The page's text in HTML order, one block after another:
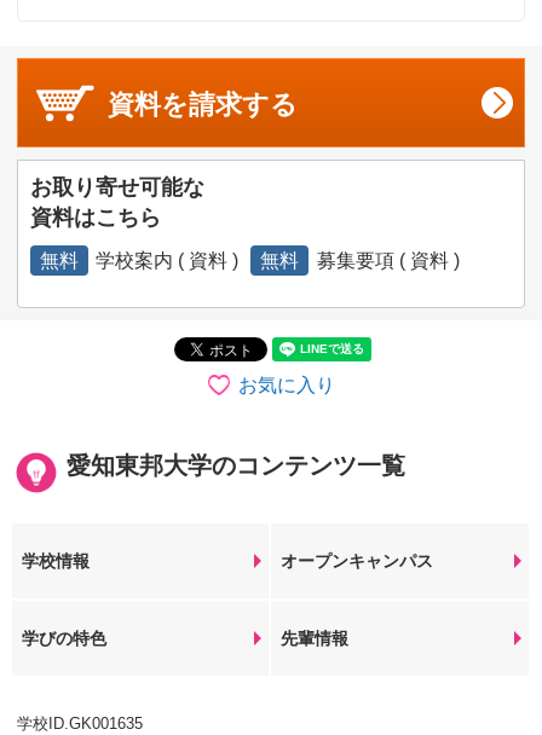
資料を請求する
お取り寄せ可能な
資料はこちら
無料 学校案内 ( 資料 ) 無料 募集要項 ( 資料 )
お気に入り
愛知東邦大学のコンテンツ一覧
学校情報 オープンキャンパス
学びの特色 先輩情報
学校ID.GK001635